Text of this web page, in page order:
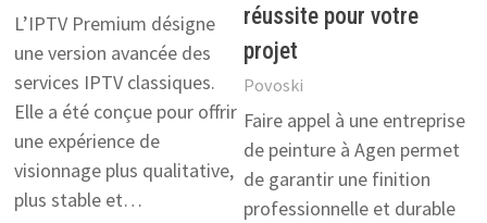
L’IPTV Premium désigne
une version avancée des
services IPTV classiques.
Elle a été conçue pour offrir
une expérience de
visionnage plus qualitative,
plus stable et…
réussite pour votre
projet
Povoski
Faire appel à une entreprise
de peinture à Agen permet
de garantir une finition
professionnelle et durable